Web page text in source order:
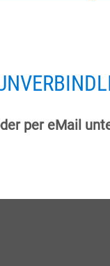
per eMail